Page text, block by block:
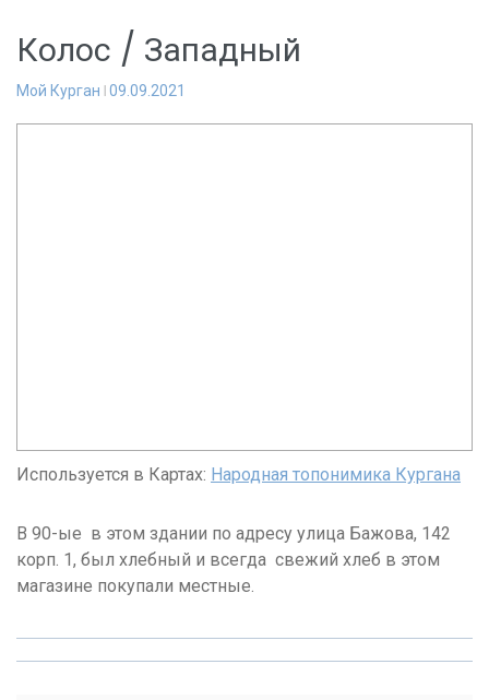
Колос / Западный
Мой Курган 09.09.2021
Используется в Картах: Народная топонимика Кургана
В 90-ые в этом здании по адресу улица Бажова, 142
корп. 1, был хлебный и всегда свежий хлеб в этом
магазине покупали местные.